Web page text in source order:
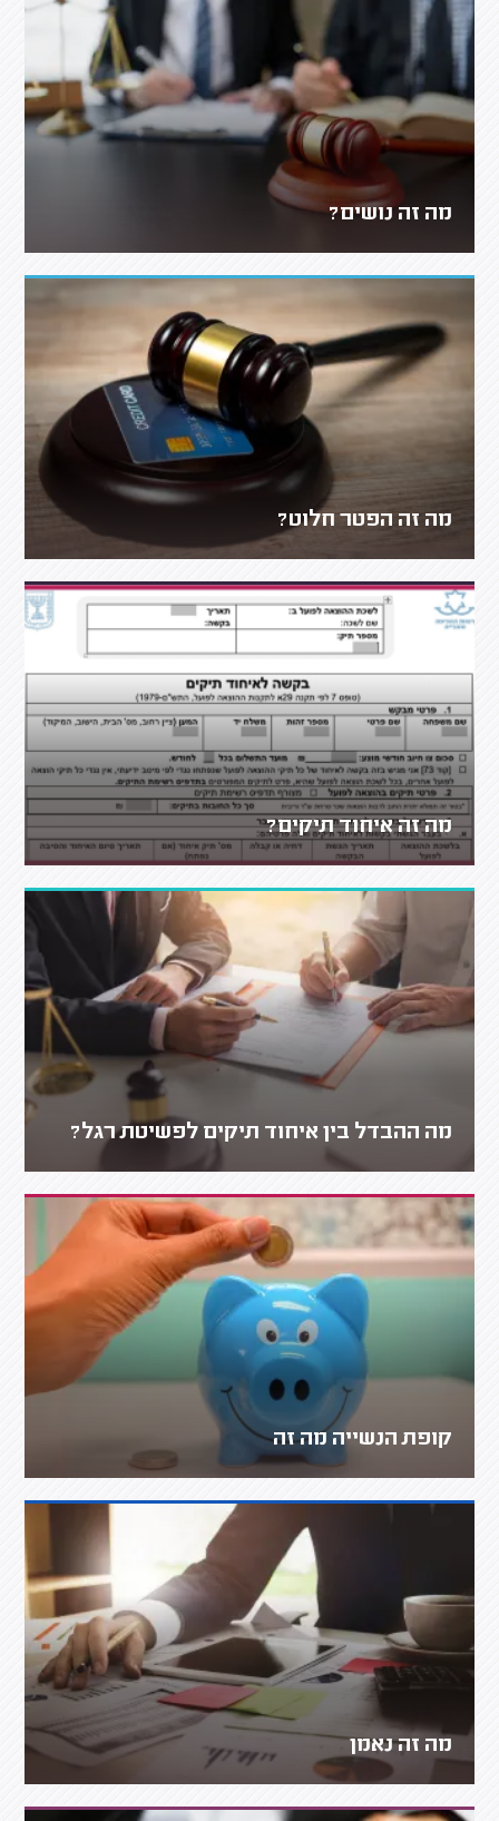
מה זה נושים?
מה זה הפטר חלוט?
מה זה איחוד תיקים?
מה ההבדל בין איחוד תיקים לפשיטת רגל?
קופת הנשייה מה זה
מה זה נאמן